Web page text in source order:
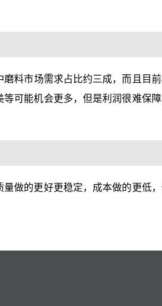
料市场需求占比约三成，而且目前
可能机会更多，但是利润很难保
做的更好更稳定，成本做的更低